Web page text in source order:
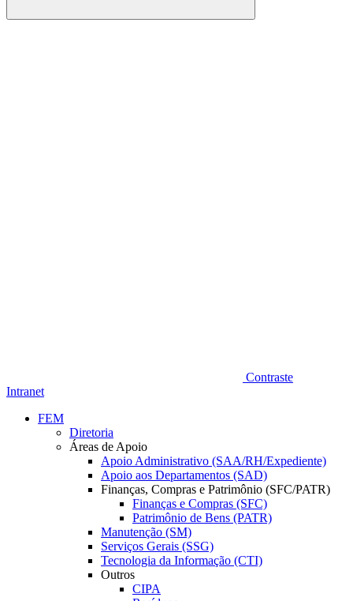
Buscar
Contraste
Intranet
FEM
Diretoria
Áreas de Apoio
Apoio Administrativo (SAA/RH/Expediente)
Apoio aos Departamentos (SAD)
Finanças, Compras e Patrimônio (SFC/PATR)
Finanças e Compras (SFC)
Patrimônio de Bens (PATR)
Manutenção (SM)
Serviços Gerais (SSG)
Tecnologia da Informação (CTI)
Outros
CIPA